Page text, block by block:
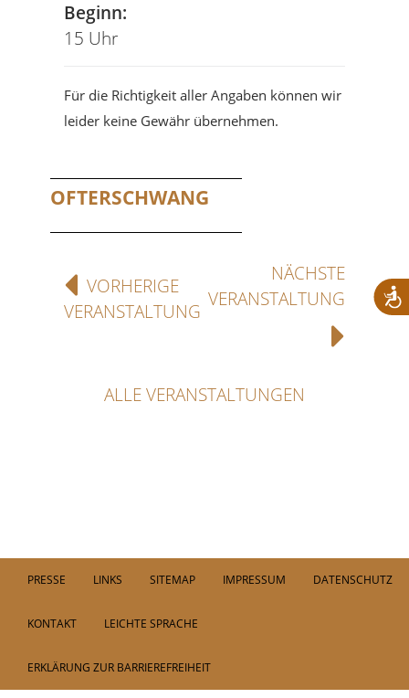
Beginn:
15 Uhr
Für die Richtigkeit aller Angaben können wir
leider keine Gewähr übernehmen.
OFTERSCHWANG
VORHERIGE
VERANSTALTUNG
NÄCHSTE
VERANSTALTUNG
ALLE VERANSTALTUNGEN
PRESSE LINKS SITEMAP IMPRESSUM DATENSCHUTZ
KONTAKT LEICHTE SPRACHE
ERKLÄRUNG ZUR BARRIEREFREIHEIT